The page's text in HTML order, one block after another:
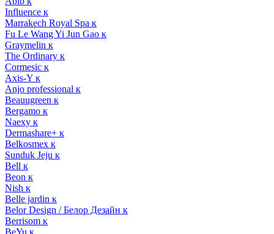
Influence к
Marrakech Royal Spa к
Fu Le Wang Yi Jun Gao к
Graymelin к
The Ordinary к
Cormesic к
Axis-Y к
Anjo professional к
Beauugreen к
Bergamo к
Naexy к
Dermashare+ к
Belkosmex к
Sunduk Jeju к
Bell к
Beon к
Nish к
Belle jardin к
Belor Design / Белор Дезайн к
Berrisom к